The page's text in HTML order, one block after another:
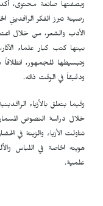
وبصفتها صانعة محتوى،
رصينة تبرز الفكر الرافديني
الأدب والشعر، من خلال
بينها كتب كبار علماء
وتبسيطها للجمهور،
ودقيقاً في الوقت ذاته.
وفيما يتعلق بالأزياء
خلال دراسة النصوص
تناولت الأزياء والزينة في
هويته الخاصة في اللباس
علمية.